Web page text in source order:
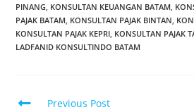
PINANG, KONSULTAN KEUANGAN BATAM,
PAJAK BATAM, KONSULTAN PAJAK BINTAN,
KONSULTAN PAJAK KEPRI, KONSULTAN PAJAK
LADFANID KONSULTINDO BATAM
Previous Post